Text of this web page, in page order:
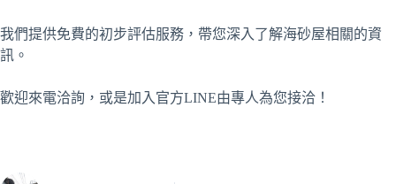
我們提供免費的初步評估服務，帶您深入了解海砂屋相關的資
訊。
歡迎來電洽詢，或是加入官方LINE由專人為您接洽！